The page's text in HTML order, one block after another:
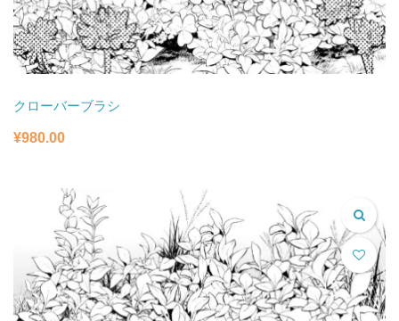
クローバーブラシ
¥980.00